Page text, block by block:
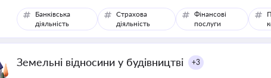
Банківська
діяльність
Страхова
діяльність
Фінансові
послуги
Земельні відносини у будівництві +3